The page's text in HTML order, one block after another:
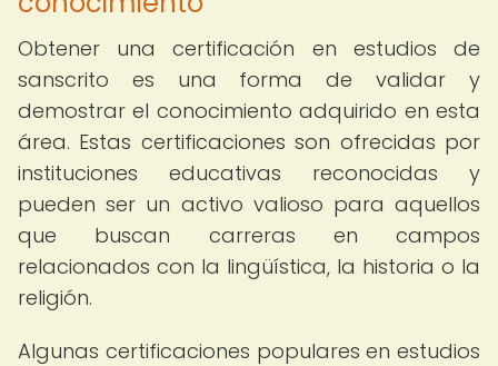
Obtener una certificación en estudios de
sanscrito es una forma de validar y
demostrar el conocimiento adquirido en esta
área. Estas certificaciones son ofrecidas por
instituciones educativas reconocidas y
pueden ser un activo valioso para aquellos
que buscan carreras en campos
relacionados con la lingüística, la historia o la
religión.
Algunas certificaciones populares en estudios